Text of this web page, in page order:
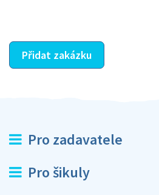
Přidat zakázku
Pro zadavatele
Pro šikuly